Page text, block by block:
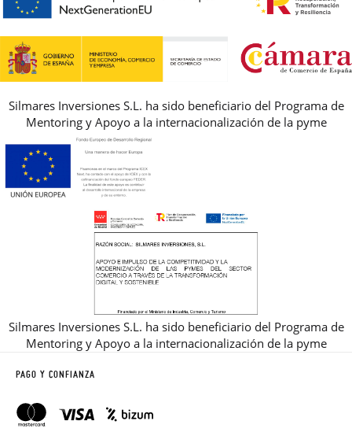
REBAJAS
Silmares Inversiones S.L. ha sido beneficiario del Programa de
Mentoring y Apoyo a la internacionalización de la pyme
Silmares Inversiones S.L. ha sido beneficiario del Programa de
Mentoring y Apoyo a la internacionalización de la pyme
PAGO Y CONFIANZA